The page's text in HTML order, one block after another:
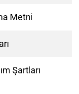
Metni
Şartları